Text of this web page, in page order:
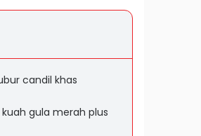
candil khas
gula merah plus